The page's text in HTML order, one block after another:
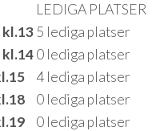
LEDIGA PLATSER
kl.135 lediga platser
kl.140 lediga platser
4 lediga platser
0 lediga platser
0 lediga platser